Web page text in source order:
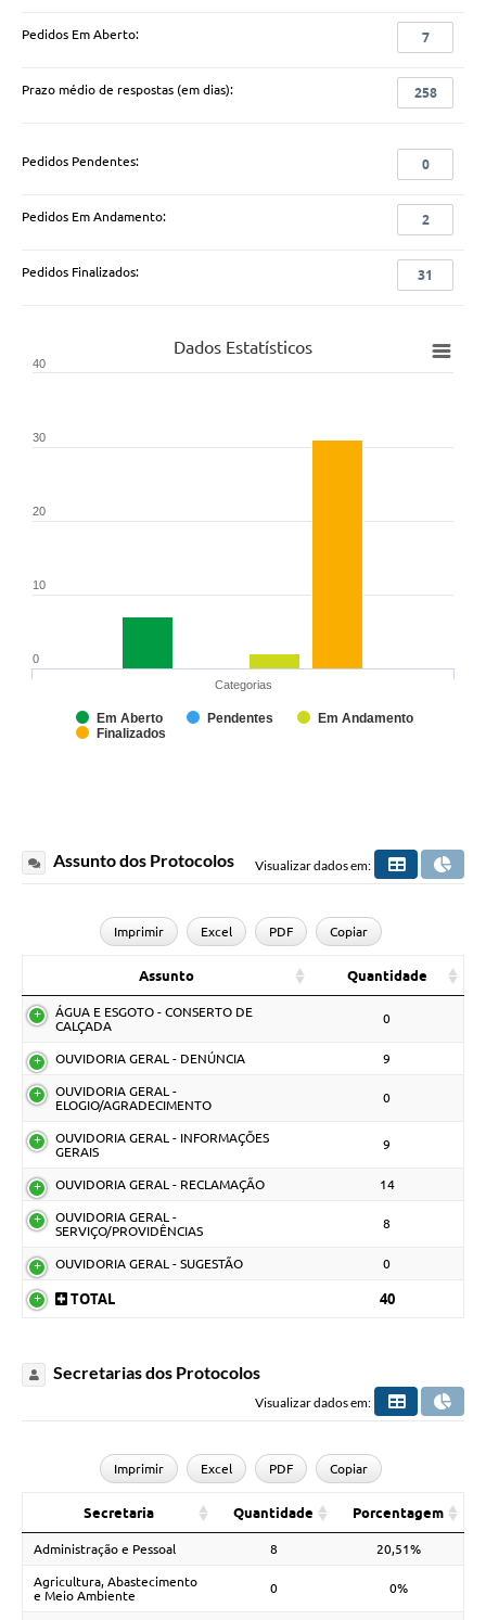
Pedidos Em Aberto: 7
Prazo médio de respostas (em dias): 258
Pedidos Pendentes: 0
Pedidos Em Andamento: 2
Pedidos Finalizados: 31
Dados Estatísticos
Categorias
Em Aberto Pendentes
Em Andamento
Finalizados
0
10
20
30
40
Assunto dos Protocolos Visualizar dados em:
Imprimir Excel PDF Copiar
Assunto Quantidade
ÁGUA E ESGOTO - CONSERTO DE
CALÇADA
0
OUVIDORIA GERAL - DENÚNCIA 9
OUVIDORIA GERAL -
ELOGIO/AGRADECIMENTO
0
OUVIDORIA GERAL - INFORMAÇÕES
GERAIS
9
OUVIDORIA GERAL - RECLAMAÇÃO 14
OUVIDORIA GERAL -
SERVIÇO/PROVIDÊNCIAS
8
OUVIDORIA GERAL - SUGESTÃO 0
TOTAL 40
Secretarias dos Protocolos
Visualizar dados em:
Imprimir Excel PDF Copiar
Secretaria Quantidade Porcentagem
Administração e Pessoal 8 20,51%
Agricultura, Abastecimento
e Meio Ambiente
0 0%